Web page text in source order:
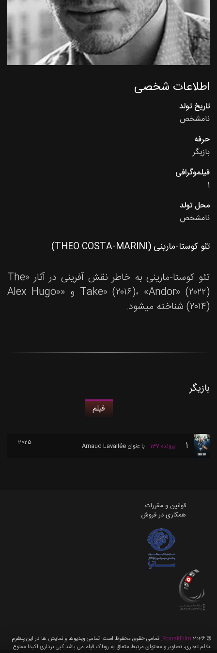
اطلاعات شخصی
تاریخ تولد
نامشخص
حرفه
بازیگر
فیلموگرافی
1
محل تولد
نامشخص
تئو کوستا-مارینی (THÉO COSTA-MARINI)
تئو کوستا-مارینی به خاطر نقش آفرینی در آثار «The
Take» (۲۰۱۶)، «Andor» (۲۰۲۲) و «Alex Hugo»
(۲۰۱۴) شناخته میشود.
بازیگر
فیلم
1 پرونده 137 با عنوان Arnaud Lavallée
2025
قوانین و مقررات
همکاری در فروش
©
2026
RonakFilm. تمامی حقوق محفوظ است. تمامی ویدیوها و نمایش ها در این پلتفرم
علائم تجاری، تصاویر و محتوای مرتبط متعلق به روناک فیلم می باشد کپی برداری اکیدا ممنوع